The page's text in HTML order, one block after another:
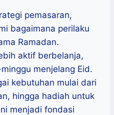
pemasaran,
bagaimana perilaku
Ramadan.
aktif berbelanja,
menjelang Eid.
kebutuhan mulai dari
hingga hadiah untuk
menjadi fondasi